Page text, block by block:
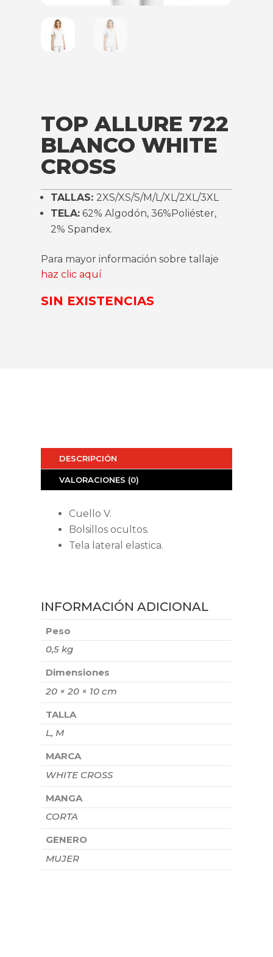
TOP ALLURE 722
BLANCO WHITE
CROSS
TALLAS: 2XS/XS/S/M/L/XL/2XL/3XL
TELA: 62% Algodón, 36%Poliéster,
2% Spandex.
Para mayor información sobre tallaje
haz clic aquí
SIN EXISTENCIAS
DESCRIPCIÓN
VALORACIONES (0)
Cuello V.
Bolsillos ocultos.
Tela lateral elastica.
INFORMACIÓN ADICIONAL
Peso
0,5 kg
Dimensiones
20 × 20 × 10 cm
TALLA
L, M
MARCA
WHITE CROSS
MANGA
CORTA
GENERO
MUJER